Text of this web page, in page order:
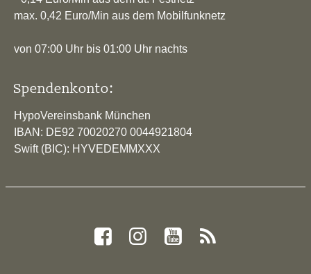
max. 0,42 Euro/Min aus dem Mobilfunknetz
von 07:00 Uhr bis 01:00 Uhr nachts
Spendenkonto:
HypoVereinsbank München
IBAN: DE92 70020270 0044921804
Swift (BIC): HYVEDEMMXXX